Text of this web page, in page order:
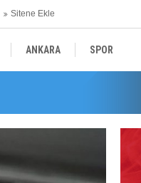
Sitene Ekle
ANKARA SPOR